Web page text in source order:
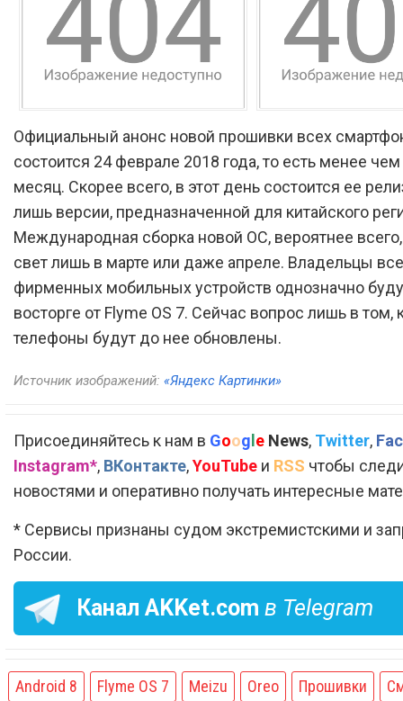
Официальный анонс новой прошивки всех
состоится 24 феврале 2018 года, то есть менее
месяц. Скорее всего, в этот день состоится ее
лишь версии, предназначенной для китайского
Международная сборка новой ОС, вероятнее
свет лишь в марте или даже апреле. Владельцы
фирменных мобильных устройств однозначно
восторге от Flyme OS 7. Сейчас вопрос лишь в том,
телефоны будут до нее обновлены.
Источник изображений: «Яндекс Картинки»
Присоединяйтесь к нам в Goog e News, Twitter,
Instagram*, ВКонтакте,YouTube и RSS чтобы
новостями и оперативно получать интересные
* Сервисы признаны судом экстремистскими и
России.
Канал AKKet.com в Telegram
Android 8 Flyme OS 7 Meizu Oreo Прошивки